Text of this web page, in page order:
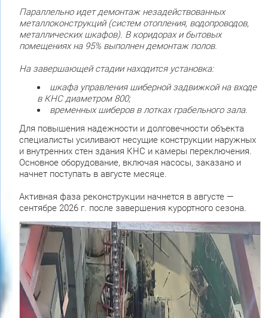
Параллельно идет демонтаж незадействованных
металлоконструкций (систем отопления, водопроводов,
металлических шкафов). В коридорах и бытовых
помещениях на 95% выполнен демонтаж полов.
На завершающей стадии находится установка:
шкафа управления шиберной задвижкой на входе
в КНС диаметром 800;
временных шиберов в лотках грабельного зала.
Для повышения надежности и долговечности объекта
специалисты усиливают несущие конструкции наружных
и внутренних стен здания КНС и камеры переключения.
Основное оборудование, включая насосы, заказано и
начнет поступать в августе месяце.
Активная фаза реконструкции начнется в августе —
сентябре 2026 г. после завершения курортного сезона.